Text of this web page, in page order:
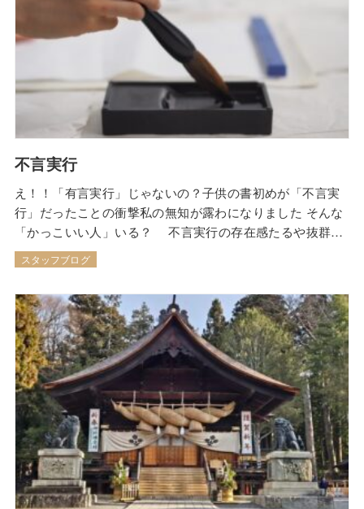
不言実行
え！！「有言実行」じゃないの？子供の書初めが「不言実
行」だったことの衝撃私の無知が露わになりました そんな
「かっこいい人」いる？ 不言実行の存在感たるや抜群
で、 有言実行タイプの人が“人気”を集めやすいとするなら
ば、 不言実行の人は“尊敬”を集めやすい らしい なるほ
うカッコよさどちらもステキ♡ わが子に…
スタッフブログ